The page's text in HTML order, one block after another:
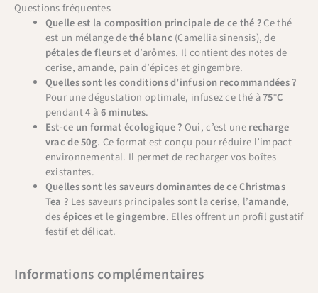
Questions fréquentes
Quelle est la composition principale de ce thé ?Ce thé
est un mélange dethé blanc (Camellia sinensis), de
pétales de fleurset d’arômes. Il contient des notes de
cerise, amande, pain d’épices et gingembre.
Quelles sont les conditions d’infusion recommandées ?
Pour une dégustation optimale, infusez ce thé à75°C
pendant4 à 6 minutes.
Est-ce un format écologique ?Oui, c’est unerecharge
vrac de 50g. Ce format est conçu pour réduire l’impact
environnemental. Il permet de recharger vos boîtes
existantes.
Quelles sont les saveurs dominantes de ce Christmas
Tea ? Les saveurs principales sont lacerise, l’amande,
desépiceset le gingembre. Elles offrent un profil gustatif
festif et délicat.
Informations complémentaires